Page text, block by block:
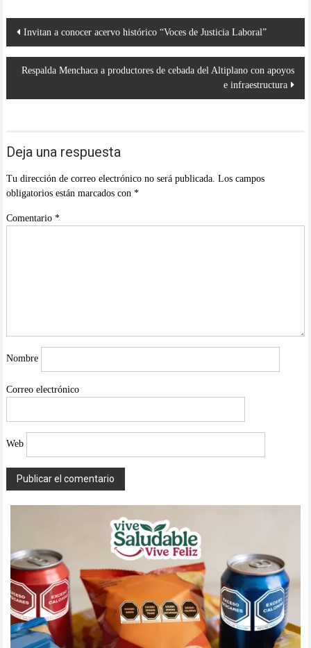
Navegación
de
entradas
Invitan a conocer acervo histórico “Voces de Justicia Laboral”
Respalda Menchaca a productores de cebada del Altiplano con apoyos
e infraestructura
Deja una respuesta
Tu dirección de correo electrónico no será publicada. Los campos
obligatorios están marcados con *
Comentario *
Nombre
Correo electrónico
Web